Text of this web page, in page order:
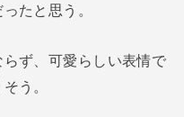
たと思う。
ず、可愛らしい表情で
う。